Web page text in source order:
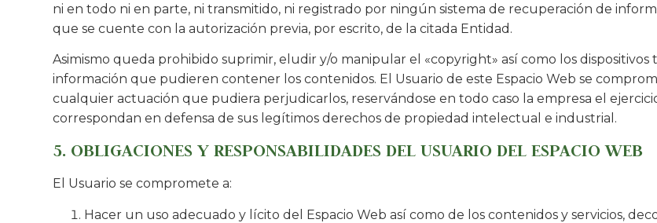
ni en todo ni en parte, ni transmitido, ni registrado por ningún sistema de recuperación de
que se cuente con la autorización previa, por escrito, de la citada Entidad.
Asimismo queda prohibido suprimir, eludir y/o manipular el «copyright» así como los
información que pudieren contener los contenidos. El Usuario de este Espacio Web se
cualquier actuación que pudiera perjudicarlos, reservándose en todo caso la empresa el
correspondan en defensa de sus legítimos derechos de propiedad intelectual e industrial.
5. OBLIGACIONES Y RESPONSABILIDADES DEL USUARIO DEL ESPACIO WEB
El Usuario se compromete a:
Hacer un uso adecuado y lícito del Espacio Web así como de los contenidos y servicios,